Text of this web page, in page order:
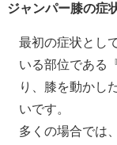
ジャンパー膝の症
最初の症状とし
いる部位である
り、膝を動かし
いです。
多くの場合では